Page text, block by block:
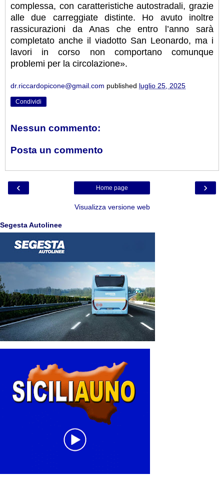
complessa, con caratteristiche autostradali, grazie
alle due carreggiate distinte. Ho avuto inoltre
rassicurazioni da Anas che entro l’anno sarà
completato anche il viadotto San Leonardo, ma i
lavori in corso non comportano comunque
problemi per la circolazione».
dr.riccardopicone@gmail.com published luglio 25, 2025
Condividi
Nessun commento:
Posta un commento
‹ ›
Home page
Visualizza versione web
Segesta Autolinee